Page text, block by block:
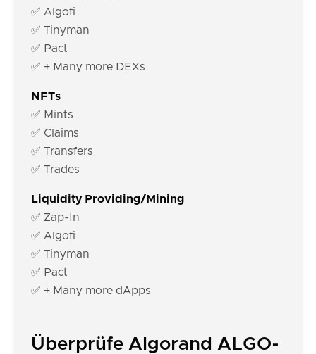
✅ Algofi
✅ Tinyman
✅ Pact
✅ + Many more DEXs
NFTs
✅ Mints
✅ Claims
✅ Transfers
✅ Trades
Liquidity Providing/Mining
✅ Zap-In
✅ Algofi
✅ Tinyman
✅ Pact
✅ + Many more dApps
Überprüfe Algorand ALGO-